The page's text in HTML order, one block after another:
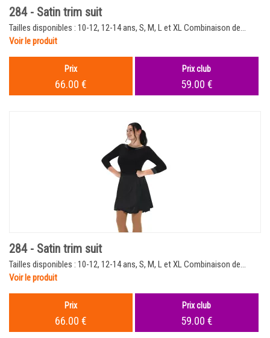
284 - Satin trim suit
Tailles disponibles : 10-12, 12-14 ans, S, M, L et XL Combinaison de...
Voir le produit
Prix
66.00 €
Prix club
59.00 €
284 - Satin trim suit
Tailles disponibles : 10-12, 12-14 ans, S, M, L et XL Combinaison de...
Voir le produit
Prix
66.00 €
Prix club
59.00 €